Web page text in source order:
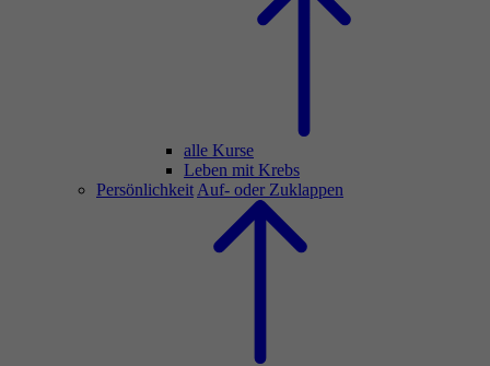
alle Kurse
Leben mit Krebs
Persönlichkeit Auf- oder Zuklappen